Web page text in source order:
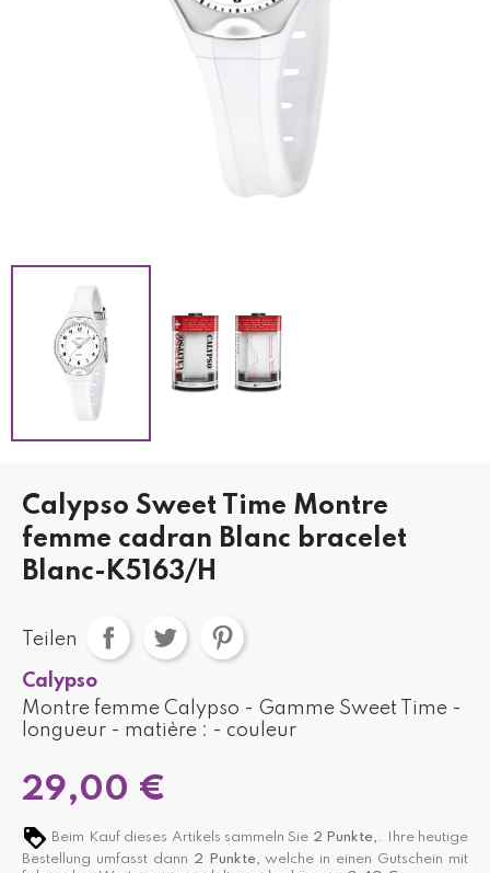
Calypso Sweet Time Montre
femme cadran Blanc bracelet
Blanc-K5163/H
Teilen
Calypso
Montre femme Calypso - Gamme Sweet Time -
longueur - matière : - couleur
29,00 €
Beim Kauf dieses Artikels sammeln Sie 2 Punkte, . Ihre heutige
Bestellung umfasst dann 2 Punkte, welche in einen Gutschein mit